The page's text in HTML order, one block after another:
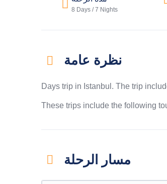
8 Days / 7 Nights
نظرة عامة
Days trip in Istanbul. The trip
These trips include the following
مسار الرحلة